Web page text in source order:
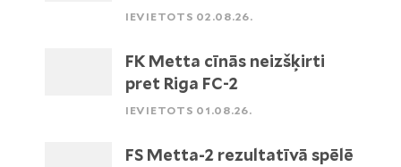
IEVIETOTS 02.08.26.
FK Metta cīnās neizšķirti
pret Riga FC-2
IEVIETOTS 01.08.26.
FS Metta-2 rezultatīvā spēlē